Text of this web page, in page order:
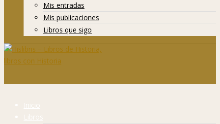
Mis entradas
Mis publicaciones
Libros que sigo
Inicio
Libros